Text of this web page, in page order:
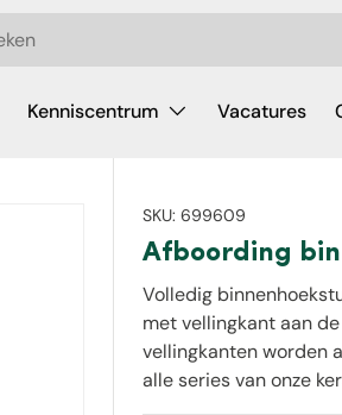
Kenniscentrum Vacatures
SKU: 699609
Afboording
Volledig
met vellingkant aan
vellingkanten worden
alle series van onze